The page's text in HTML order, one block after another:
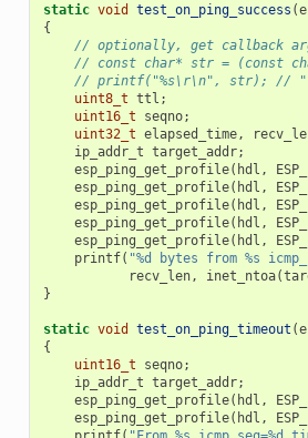
static void test_on_ping_success (
{
// optionally, get callback
// const char* str = (const
// printf("%s\r\n", str); //
uint8_t ttl ;
uint16_t
seqno;
uint32_t elapsed_time,
ip_addr_t target_addr;
esp_ping_get_profile( hdl ,
esp_ping_get_profile( hdl ,
esp_ping_get_profile( hdl ,
esp_ping_get_profile( hdl ,
esp_ping_get_profile( hdl ,
printf( "%d bytes from %s
recv_len, inet_ntoa(
}
static void test_on_ping_timeout (
{
uint16_t
seqno;
ip_addr_t target_addr;
esp_ping_get_profile( hdl ,
esp_ping_get_profile( hdl ,